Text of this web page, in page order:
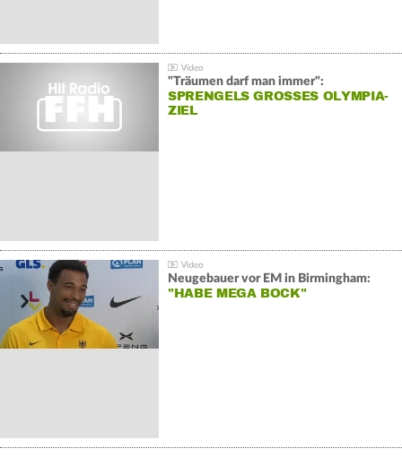
"Träumen darf man immer":
SPRENGELS GROSSES OLYMPIA-Z
IEL
Neugebauer vor EM in Birmingham:
"HABE MEGA BOCK"